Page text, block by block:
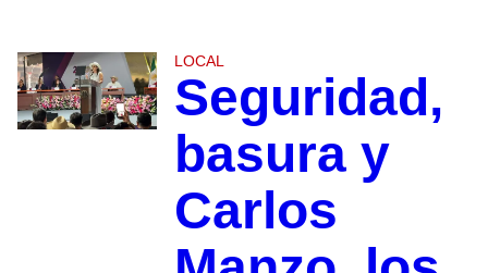
LOCAL
Seguridad,
basura y
Carlos